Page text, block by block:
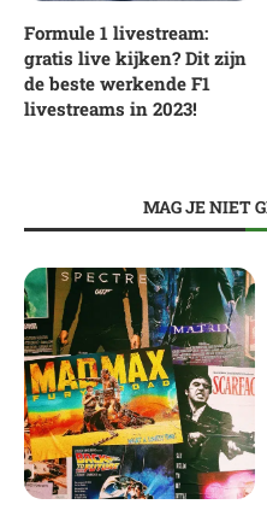
Formule 1 livestream:
gratis live kijken? Dit zijn
de beste werkende F1
livestreams in 2023!
MAG JE NIET